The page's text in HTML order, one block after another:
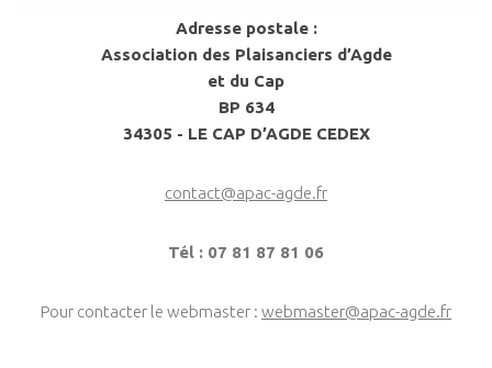
Adresse postale :
Association des Plaisanciers d’Agde
et du Cap
BP 634
34305 - LE CAP D’AGDE CEDEX
contact@apac-agde.fr
Tél : 07 81 87 81 06
Pour contacter le webmaster : webmaster@apac-agde.fr